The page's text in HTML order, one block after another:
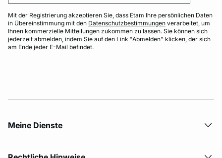
Mit der Registrierung akzeptieren Sie, dass Etam Ihre persönlichen Daten
in Übereinstimmung mit den Datenschutzbestimmungen verarbeitet, um
Ihnen kommerzielle Mitteilungen zukommen zu lassen. Sie können sich
jederzeit abmelden, indem Sie auf den Link "Abmelden" klicken, der sich
am Ende jeder E-Mail befindet.
Meine Dienste